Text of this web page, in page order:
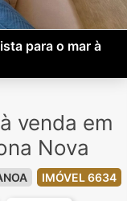
para o mar à
venda em
Nova
IMÓVEL 6634